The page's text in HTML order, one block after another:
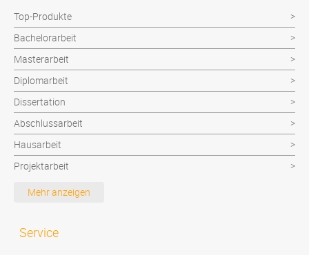
Top-Produkte
Bachelorarbeit
Masterarbeit
Diplomarbeit
Dissertation
Abschlussarbeit
Hausarbeit
Projektarbeit
Facharbeit
Zusatz
Mehr anzeigen
Service